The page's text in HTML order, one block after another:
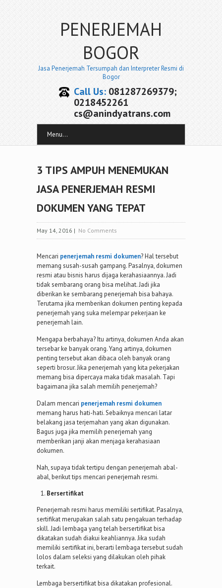
PENERJEMAH
BOGOR
Jasa Penerjemah Tersumpah dan Interpreter Resmi di
Bogor
Call Us:081287269379;
0218452261
cs@anindyatrans.com
Menu...
3 TIPS AMPUH MENEMUKAN
JASA PENERJEMAH RESMI
DOKUMEN YANG TEPAT
May 14, 2016 | No Comments
Mencari penerjemah resmi dokumen? Hal tersebut
memang susah-susah gampang. Pasalnya, dokumen
resmi atau bisnis harus dijaga kerahasiaannya. Jadi
tidak sembarang orang bisa melihat. Jadi jika
diberikan ke sembarang penerjemah bisa bahaya.
Terutama jika memberikan dokumen penting kepada
penerjemah yang suka melempar pekerjaan ke
penerjemah lain.
Mengapa berbahaya? Itu artinya, dokumen Anda akan
tersebar ke banyak orang. Yang artinya, dokumen
penting tersebut akan dibaca oleh banyak orang
seperti brosur. Jika penerjemah yang kita pekerjakan
memang bisa dipercaya maka tidak masalah. Tapi
bagaimana jika salah memilih penerjemah?
Dalam mencari penerjemah resmi dokumen
memang harus hati-hati. Sebaiknya mencari latar
belakang jasa terjemahan yang akan digunakan.
Bagus juga jika memilih penerjemah yang
memberikan janji akan menjaga kerahasiaan
dokumen.
Nah, supaya tidak tertipu dengan penerjemah abal-
abal, berikut tips mencari penerjemah resmi.
Bersertifikat
Penerjemah resmi harus memiliki sertifikat. Pasalnya,
sertifikat merupakan salah satu pengakuan terhadap
skill. Jadi lembaga yang telah bersertifikat bisa
dikatakan sudah diakui keahliannya. Jika sudah
memiliki sertifikat ini, berarti lembaga tersebut sudah
lolos dalam seleksi yang dilakukan oleh pihak
terkait.
Lembaga bersertifikat bisa dikatakan profesional.